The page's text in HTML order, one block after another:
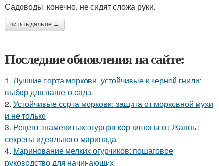
Садоводы, конечно, не сидят сложа руки.
читать дальше →
Последние обновления на сайте:
1. Лучшие сорта моркови, устойчивые к черной гнили:
выбор для вашего сада
2. Устойчивые сорта моркови: защита от морковной мухи
и не только
3. Рецепт знаменитых огурцов корнишоны от Жанны:
секреты идеального маринада
4. Маринование мелких огурчиков: пошаговое
руководство для начинающих